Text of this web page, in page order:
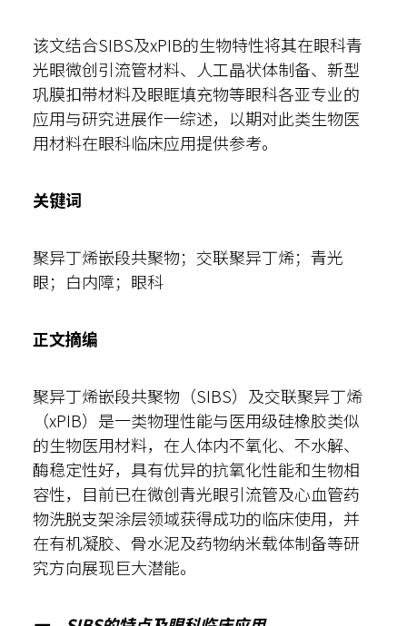
该文结合SIBS及xPIB的生物特性将其在眼科青
光眼微创引流管材料、人工晶状体制备、新型
巩膜扣带材料及眼眶填充物等眼科各亚专业的
应用与研究进展作一综述，以期对此类生物医
用材料在眼科临床应用提供参考。
关键词
聚异丁烯嵌段共聚物；交联聚异丁烯；青光
眼；白内障；眼科
正文摘编
聚异丁烯嵌段共聚物（SIBS）及交联聚异丁烯
（xPIB）是一类物理性能与医用级硅橡胶类似
的生物医用材料，在人体内不氧化、不水解、
酶稳定性好，具有优异的抗氧化性能和生物相
容性，目前已在微创青光眼引流管及心血管药
物洗脱支架涂层领域获得成功的临床使用，并
在有机凝胶、骨水泥及药物纳米载体制备等研
究方向展现巨大潜能。